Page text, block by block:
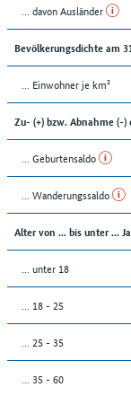
... davon Ausländer
Bevölkerungsdichte am
... Einwohner je km²
Zu- (+) bzw. Abnahme (-
... Geburtensaldo
... Wanderungssaldo
Alter von ... bis unter ...
... unter 18
... 18 - 25
... 25 - 35
... 35 - 60